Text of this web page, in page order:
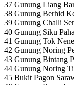
37 Gunung Liang
38 Gunung Berhid
39 Gunung Challi
40 Gunung Siku
41 Gunung Tok
42 Gunung Noring
43 Gunung Bintang
44 Gunung Noring
45 Bukit Pagon